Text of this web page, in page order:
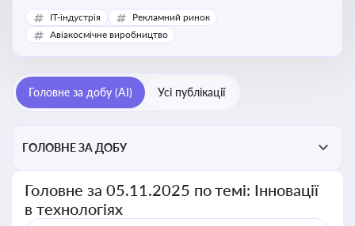
покращують ефективність, функціональність або
можливості технологічних продуктів і процесів.
IT-індустрія
Рекламний ринок
Авіакосмічне виробництво
Головне за добу (AI) Усі публікації
ГОЛОВНЕ ЗА ДОБУ
Головне за 05.11.2025 по темі: Інновації
в технологіях